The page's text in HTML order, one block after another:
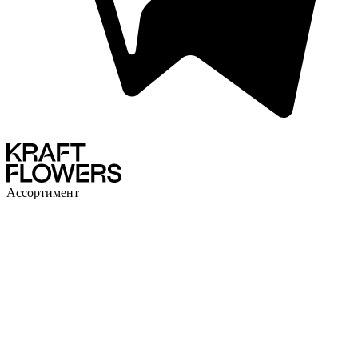
Ассортимент